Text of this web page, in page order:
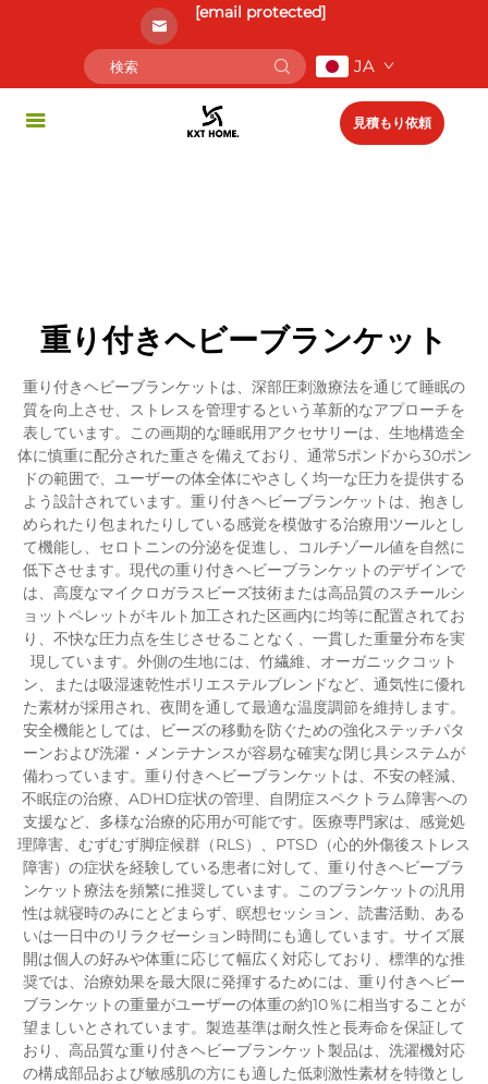
[email protected]
JA
見積もり依頼
重り付きヘビーブランケット
重り付きヘビーブランケットは、深部圧刺激療法を通じて睡眠の
質を向上させ、ストレスを管理するという革新的なアプローチを
表しています。この画期的な睡眠用アクセサリーは、生地構造全
体に慎重に配分された重さを備えており、通常5ポンドから30ポン
ドの範囲で、ユーザーの体全体にやさしく均一な圧力を提供する
よう設計されています。重り付きヘビーブランケットは、抱きし
められたり包まれたりしている感覚を模倣する治療用ツールとし
て機能し、セロトニンの分泌を促進し、コルチゾール値を自然に
低下させます。現代の重り付きヘビーブランケットのデザインで
は、高度なマイクロガラスビーズ技術または高品質のスチールシ
ョットペレットがキルト加工された区画内に均等に配置されてお
り、不快な圧力点を生じさせることなく、一貫した重量分布を実
現しています。外側の生地には、竹繊維、オーガニックコット
ン、または吸湿速乾性ポリエステルブレンドなど、通気性に優れ
た素材が採用され、夜間を通して最適な温度調節を維持します。
安全機能としては、ビーズの移動を防ぐための強化ステッチパタ
ーンおよび洗濯・メンテナンスが容易な確実な閉じ具システムが
備わっています。重り付きヘビーブランケットは、不安の軽減、
不眠症の治療、ADHD症状の管理、自閉症スペクトラム障害への
支援など、多様な治療的応用が可能です。医療専門家は、感覚処
理障害、むずむず脚症候群（RLS）、PTSD（心的外傷後ストレス
障害）の症状を経験している患者に対して、重り付きヘビーブラ
ンケット療法を頻繁に推奨しています。このブランケットの汎用
性は就寝時のみにとどまらず、瞑想セッション、読書活動、ある
いは一日中のリラクゼーション時間にも適しています。サイズ展
開は個人の好みや体重に応じて幅広く対応しており、標準的な推
奨では、治療効果を最大限に発揮するためには、重り付きヘビー
ブランケットの重量がユーザーの体重の約10％に相当することが
望ましいとされています。製造基準は耐久性と長寿命を保証して
おり、高品質な重り付きヘビーブランケット製品は、洗濯機対応
の構成部品および敏感肌の方にも適した低刺激性素材を特徴とし